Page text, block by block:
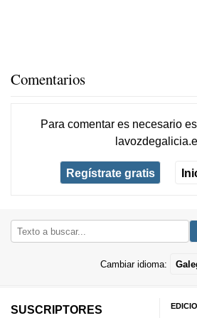
Comentarios
Para comentar es necesario
Regístrate gratis
Cambiar idioma:
SUSCRIPTORES